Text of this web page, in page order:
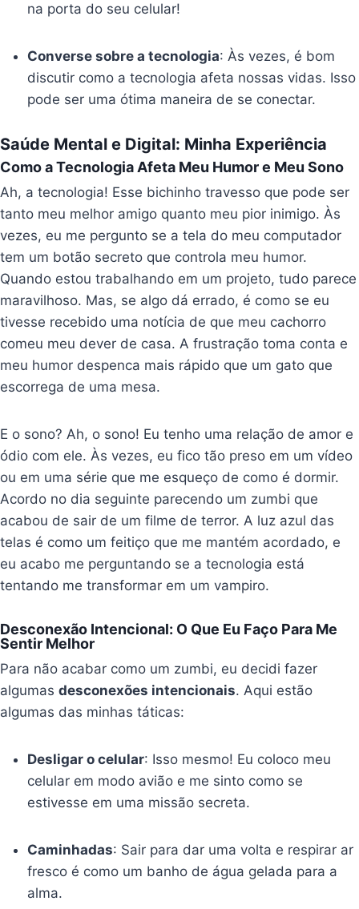
na porta do seu celular!
Converse sobre a tecnologia: Às vezes, é bom
discutir como a tecnologia afeta nossas vidas. Isso
pode ser uma ótima maneira de se conectar.
Saúde Mental e Digital: Minha Experiência
Como a Tecnologia Afeta Meu Humor e Meu Sono
Ah, a tecnologia! Esse bichinho travesso que pode ser
tanto meu melhor amigo quanto meu pior inimigo. Às
vezes, eu me pergunto se a tela do meu computador
tem um botão secreto que controla meu humor.
Quando estou trabalhando em um projeto, tudo parece
maravilhoso. Mas, se algo dá errado, é como se eu
tivesse recebido uma notícia de que meu cachorro
comeu meu dever de casa. A frustração toma conta e
meu humor despenca mais rápido que um gato que
escorrega de uma mesa.
E o sono? Ah, o sono! Eu tenho uma relação de amor e
ódio com ele. Às vezes, eu fico tão preso em um vídeo
ou em uma série que me esqueço de como é dormir.
Acordo no dia seguinte parecendo um zumbi que
acabou de sair de um filme de terror. A luz azul das
telas é como um feitiço que me mantém acordado, e
eu acabo me perguntando se a tecnologia está
tentando me transformar em um vampiro.
Desconexão Intencional: O Que Eu Faço Para Me
Sentir Melhor
Para não acabar como um zumbi, eu decidi fazer
algumasdesconexões intencionais. Aqui estão
algumas das minhas táticas:
Desligar o celular: Isso mesmo! Eu coloco meu
celular em modo avião e me sinto como se
estivesse em uma missão secreta.
Caminhadas: Sair para dar uma volta e respirar ar
fresco é como um banho de água gelada para a
alma.